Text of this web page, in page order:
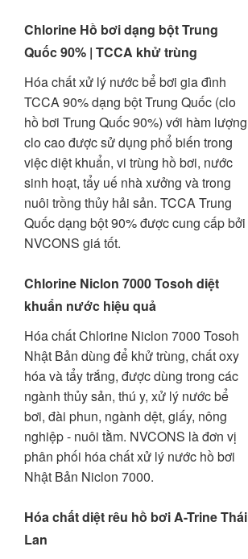
Chlorine Hồ bơi dạng bột Trung
Quốc 90% | TCCA khử trùng
Hóa chất xử lý nước bể bơi gia đình
TCCA 90% dạng bột Trung Quốc (clo
hồ bơi Trung Quốc 90%) với hàm lượng
clo cao được sử dụng phổ biến trong
việc diệt khuẩn, vi trùng hồ bơi, nước
sinh hoạt, tẩy uế nhà xưởng và trong
nuôi trồng thủy hải sản. TCCA Trung
Quốc dạng bột 90% được cung cấp bởi
NVCONS giá tốt.
Chlorine Niclon 7000 Tosoh diệt
khuẩn nước hiệu quả
Hóa chất Chlorine Niclon 7000 Tosoh
Nhật Bản dùng để khử trùng, chất oxy
hóa và tẩy trắng, được dùng trong các
ngành thủy sản, thú y, xử lý nước bể
bơi, đài phun, ngành dệt, giấy, nông
nghiệp - nuôi tằm. NVCONS là đơn vị
phân phối hóa chất xử lý nước hồ bơi
Nhật Bản Niclon 7000.
Hóa chất diệt rêu hồ bơi A-Trine Thái
Lan